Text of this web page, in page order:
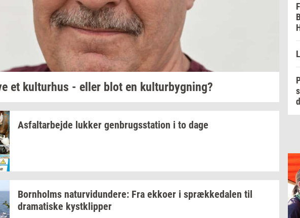
et kul­tur­hus - eller blot en kul­tur­byg­ning?
As­fal­t­ar­bej­de luk­ker gen­brugs­sta­tion i to dage
Born­holms na­tur­vi­dun­de­re: Fra ek­ko­er i spræk­ke­da­len til
dra­ma­ti­ske kyst­klip­per